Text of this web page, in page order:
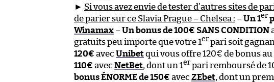
► Si vous avez envie de tester d’autres sites de
de parier sur ce Slavia Prague – Chelsea : –Un 1er
Winamax –Un bonus de 100€ SANS CONDITION
gratuits peu importe que votre 1er pari soit
120€ avec Unibetqui vous offre 120€ de bonus
110€ avec NetBet, dont un 1er pari remboursé de
bonus ÉNORME de 150€ avec ZEbet, dont un